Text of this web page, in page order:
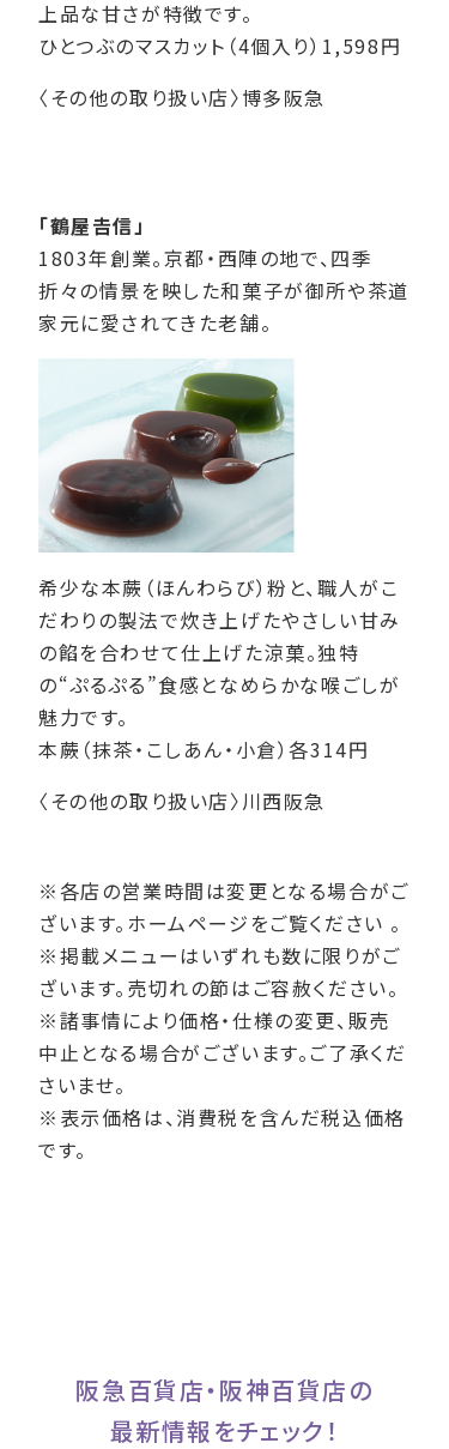
上品な甘さが特徴です。
ひとつぶのマスカット（4個入り）1,598円
〈その他の取り扱い店〉博多阪急
「鶴屋𠮷信」
1803年創業。京都・西陣の地で、四季
折々の情景を映した和菓子が御所や茶道
家元に愛されてきた老舗。
希少な本蕨（ほんわらび）粉と、職人がこ
だわりの製法で炊き上げたやさしい甘み
の餡を合わせて仕上げた涼菓。独特
の“ぷるぷる”食感となめらかな喉ごしが
魅力です。
本蕨（抹茶・こしあん・小倉）各314円
〈その他の取り扱い店〉川西阪急
※各店の営業時間は変更となる場合がご
ざいます。ホームページをご覧ください 。
※掲載メニューはいずれも数に限りがご
ざいます。売切れの節はご容赦ください。
※諸事情により価格・仕様の変更、販売
中止となる場合がございます。ご了承くだ
さいませ。
※表示価格は、消費税を含んだ税込価格
です。
阪急百貨店・阪神百貨店の
最新情報をチェック！